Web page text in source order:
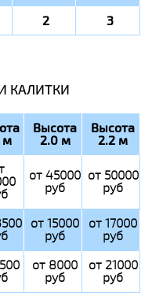
2 3
КАЛИТКИ
м
Высота
2.0 м
Высота
2.2 м
от 45000
руб
от 50000
руб
от 15000
руб
от 17000
руб
от 8000
руб
от 21000
руб